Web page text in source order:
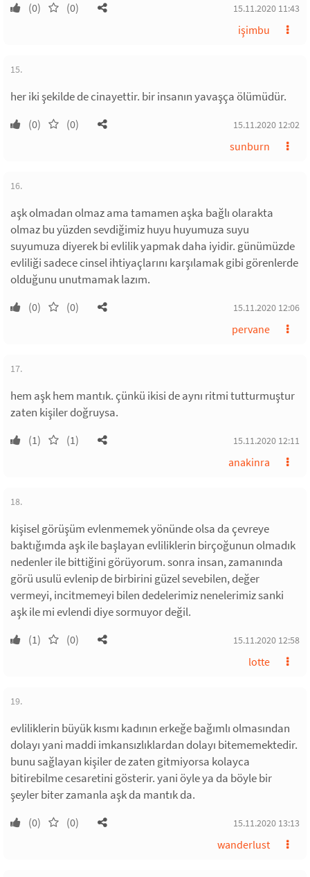
(0) (0) 15.11.2020 11:43
işimbu
15.
her iki şekilde de cinayettir. bir insanın yavaşça ölümüdür.
(0) (0) 15.11.2020 12:02
sunburn
16.
aşk olmadan olmaz ama tamamen aşka bağlı olarakta
olmaz bu yüzden sevdiğimiz huyu huyumuza suyu
suyumuza diyerek bi evlilik yapmak daha iyidir. günümüzde
evliliği sadece cinsel ihtiyaçlarını karşılamak gibi görenlerde
olduğunu unutmamak lazım.
(0) (0) 15.11.2020 12:06
pervane
17.
hem aşk hem mantık. çünkü ikisi de aynı ritmi tutturmuştur
zaten kişiler doğruysa.
(1) (1) 15.11.2020 12:11
anakinra
18.
kişisel görüşüm evlenmemek yönünde olsa da çevreye
baktığımda aşk ile başlayan evliliklerin birçoğunun olmadık
nedenler ile bittiğini görüyorum. sonra insan, zamanında
görü usulü evlenip de birbirini güzel sevebilen, değer
vermeyi, incitmemeyi bilen dedelerimiz nenelerimiz sanki
aşk ile mi evlendi diye sormuyor değil.
(1) (0) 15.11.2020 12:58
lotte
19.
evliliklerin büyük kısmı kadının erkeğe bağımlı olmasından
dolayı yani maddi imkansızlıklardan dolayı bitememektedir.
bunu sağlayan kişiler de zaten gitmiyorsa kolayca
bitirebilme cesaretini gösterir. yani öyle ya da böyle bir
şeyler biter zamanla aşk da mantık da.
(0) (0) 15.11.2020 13:13
wanderlust